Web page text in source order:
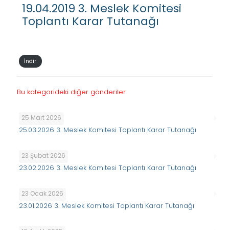
19.04.2019 3. Meslek Komitesi
Toplantı Karar Tutanağı
İndir
Bu kategorideki diğer gönderiler
25 Mart 2026
25.03.2026 3. Meslek Komitesi Toplantı Karar Tutanağı
23 Şubat 2026
23.02.2026 3. Meslek Komitesi Toplantı Karar Tutanağı
23 Ocak 2026
23.01.2026 3. Meslek Komitesi Toplantı Karar Tutanağı